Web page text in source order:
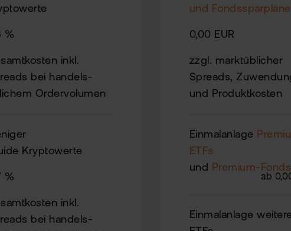
%
inkl.
bei handels­
Ordervolumen
Kryptowerte
%
inkl.
bei handels­
und Fondssparpläne
0,00 EUR
zzgl. marktüblicher
Spreads,
und Produktkosten
Einmalanlage
ETFs
und Premium-Fonds
ab
Einmalanlage